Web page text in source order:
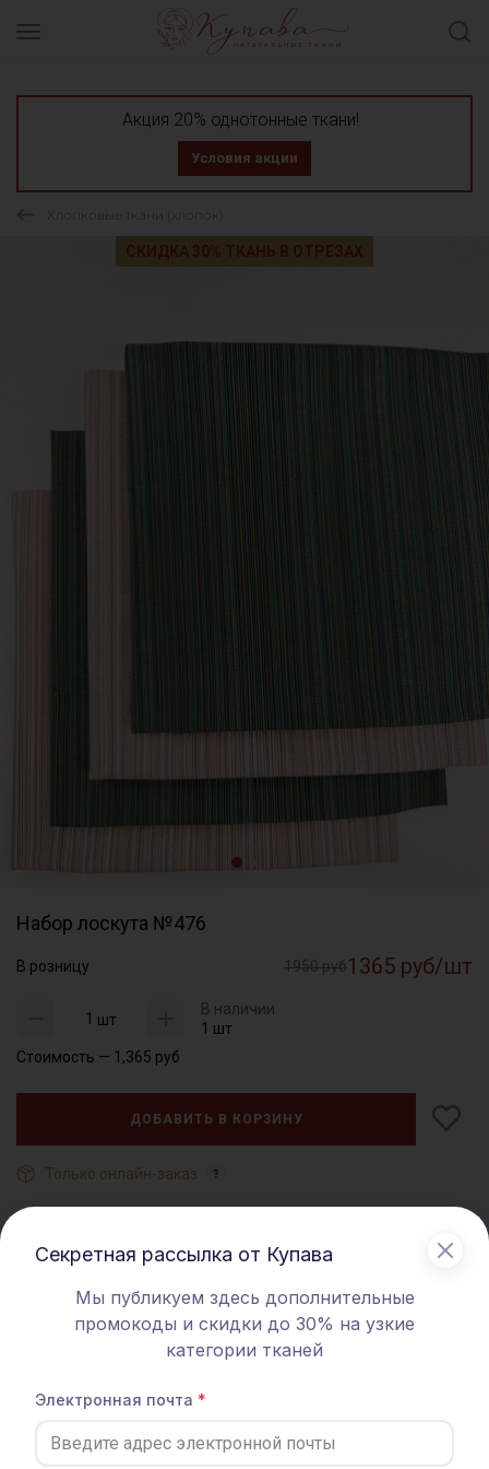
Акция 20% однотонные ткани!
Условия акции
Хлопковые ткани (хлопок)
Набор лоскута №476
В розницу 1950 руб1365 руб/шт
шт
В наличии
1 шт
Стоимость — 1,365 руб
ДОБАВИТЬ В КОРЗИНУ
Только онлайн-заказ
Артикул 063292
Набор сборного
Описание
Секретная рассылка от Купава
Мы публикуем здесь дополнительные
промокоды и скидки до 30% на узкие
категории тканей
Электронная почта